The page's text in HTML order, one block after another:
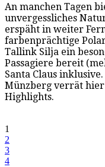
An manchen Tagen
unvergessliches
erspäht in weiter
farbenprächtige
Tallink Silja ein
Passagiere bereit
Santa Claus
Münzberg verrät hier
Highlights.
1
2
3
4